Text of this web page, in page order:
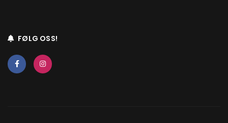
FØLG OSS!